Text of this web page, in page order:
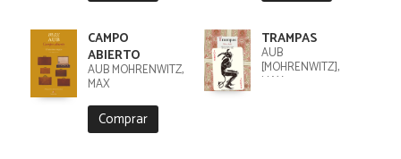
CAMPO
ABIERTO
AUB MOHRENWITZ,
MAX
Comprar
TRAMPAS
AUB
[MOHRENWITZ],
MAX